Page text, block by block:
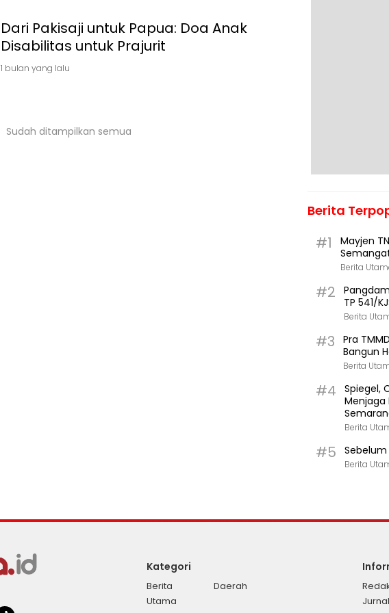
Dari Pakisaji untuk Papua: Doa Anak
Disabilitas untuk Prajurit
1 bulan yang lalu
Sudah ditampilkan semua
Berita
#1
Mayjen
Berita
#2
TP 541/
Berita
#3
Pra
Bangun
Berita
#4
Spiegel,
Menjaga
Berita
#5
Berita
Kategori
Berita
Utama
Daerah